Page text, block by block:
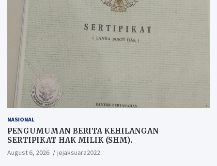
NASIONAL
PENGUMUMAN BERITA KEHILANGAN
SERTIPIKAT HAK MILIK (SHM).
August 6, 2026 jejaksuara2022